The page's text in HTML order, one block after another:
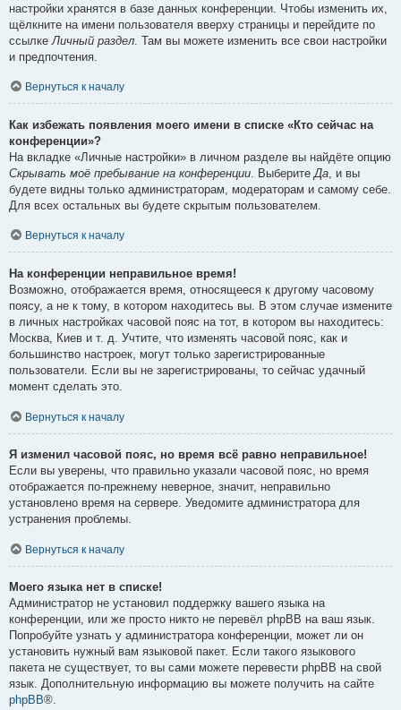
настройки хранятся в базе данных конференции. Чтобы изменить их,
щёлкните на имени пользователя вверху страницы и перейдите по
ссылке Личный раздел . Там вы можете изменить все свои настройки
и предпочтения.
Вернуться к началу
Как избежать появления моего имени в списке «Кто сейчас на
конференции»?
На вкладке «Личные настройки» в личном разделе вы найдёте опцию
Скрывать моё пребывание на конференции . Выберите Да , и вы
будете видны только администраторам, модераторам и самому себе.
Для всех остальных вы будете скрытым пользователем.
Вернуться к началу
На конференции неправильное время!
Возможно, отображается время, относящееся к другому часовому
поясу, а не к тому, в котором находитесь вы. В этом случае измените
в личных настройках часовой пояс на тот, в котором вы находитесь:
Москва, Киев и т. д. Учтите, что изменять часовой пояс, как и
большинство настроек, могут только зарегистрированные
пользователи. Если вы не зарегистрированы, то сейчас удачный
момент сделать это.
Вернуться к началу
Я изменил часовой пояс, но время всё равно неправильное!
Если вы уверены, что правильно указали часовой пояс, но время
отображается по-прежнему неверное, значит, неправильно
установлено время на сервере. Уведомите администратора для
устранения проблемы.
Вернуться к началу
Моего языка нет в списке!
Администратор не установил поддержку вашего языка на
конференции, или же просто никто не перевёл phpBB на ваш язык.
Попробуйте узнать у администратора конференции, может ли он
установить нужный вам языковой пакет. Если такого языкового
пакета не существует, то вы сами можете перевести phpBB на свой
язык. Дополнительную информацию вы можете получить на сайте
phpBB®.